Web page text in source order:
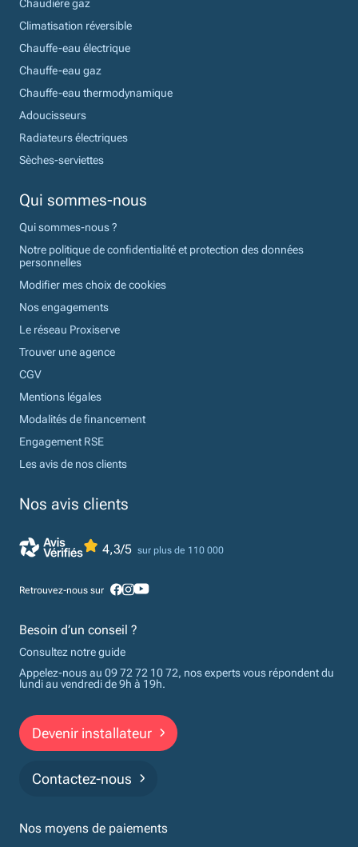
Chaudière gaz
Climatisation réversible
Chauffe-eau électrique
Chauffe-eau gaz
Chauffe-eau thermodynamique
Adoucisseurs
Radiateurs électriques
Sèches-serviettes
Qui sommes-nous
Qui sommes-nous ?
Notre politique de confidentialité et protection des données
personnelles
Modifier mes choix de cookies
Nos engagements
Le réseau Proxiserve
Trouver une agence
CGV
Mentions légales
Modalités de financement
Engagement RSE
Les avis de nos clients
Nos avis clients
4,3/5 sur plus de 110 000
Retrouvez-nous sur
Besoin d’un conseil ?
Consultez notre guide
Appelez-nous au 09 72 72 10 72, nos experts vous répondent du
lundi au vendredi de 9h à 19h.
Devenir installateur
Contactez-nous
Nos moyens de paiements